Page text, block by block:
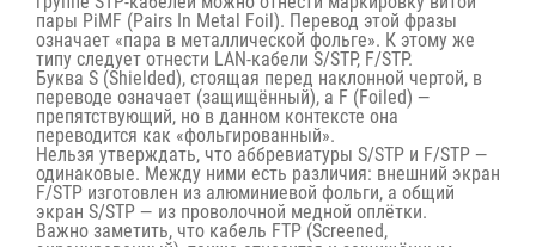
пары PiMF (Pairs In Metal Foil). Перевод этой фразы
означает «пара в металлической фольге». К этому же
типу следует отнести LAN-кабели S/STP, F/STP.
Буква S (Shielded), стоящая перед наклонной чертой, в
переводе означает (защищённый), а F (Foiled) —
препятствующий, но в данном контексте она
переводится как «фольгированный».
Нельзя утверждать, что аббревиатуры S/STP и F/STP —
одинаковые. Между ними есть различия: внешний экран
F/STP изготовлен из алюминиевой фольги, а общий
экран S/STP — из проволочной медной оплётки.
Важно заметить, что кабель FTP (Screened,